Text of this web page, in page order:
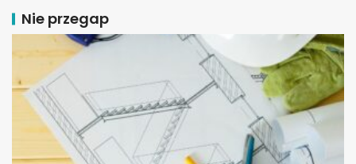
Nie przegap